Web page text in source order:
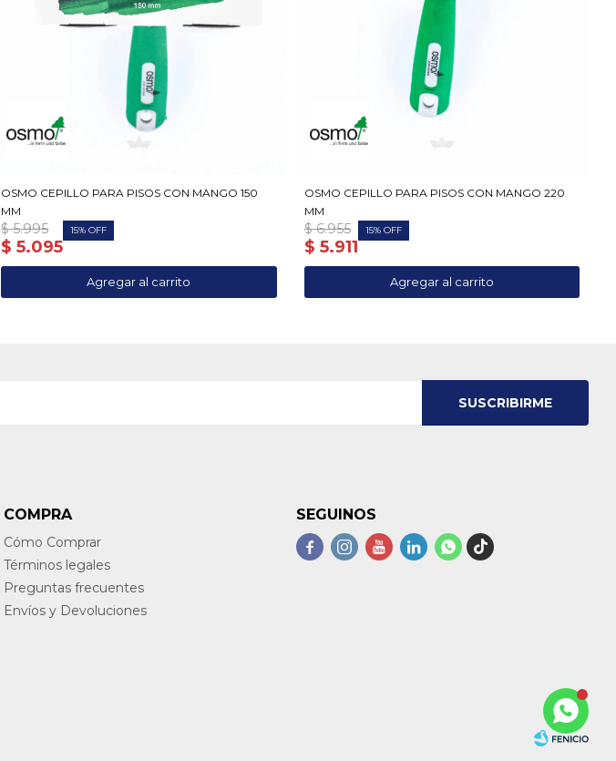
OSMO CEPILLO PARA PISOS CON MANGO 150
MM
$ 5.095
$ 5.995 15
OSMO CEPILLO PARA PISOS CON MANGO 220
MM
$ 5.911
$ 6.955 15
SUSCRIBIRME
COMPRA
Cómo Comprar
Términos legales
Preguntas frecuentes
Envíos y Devoluciones
SEGUINOS
    